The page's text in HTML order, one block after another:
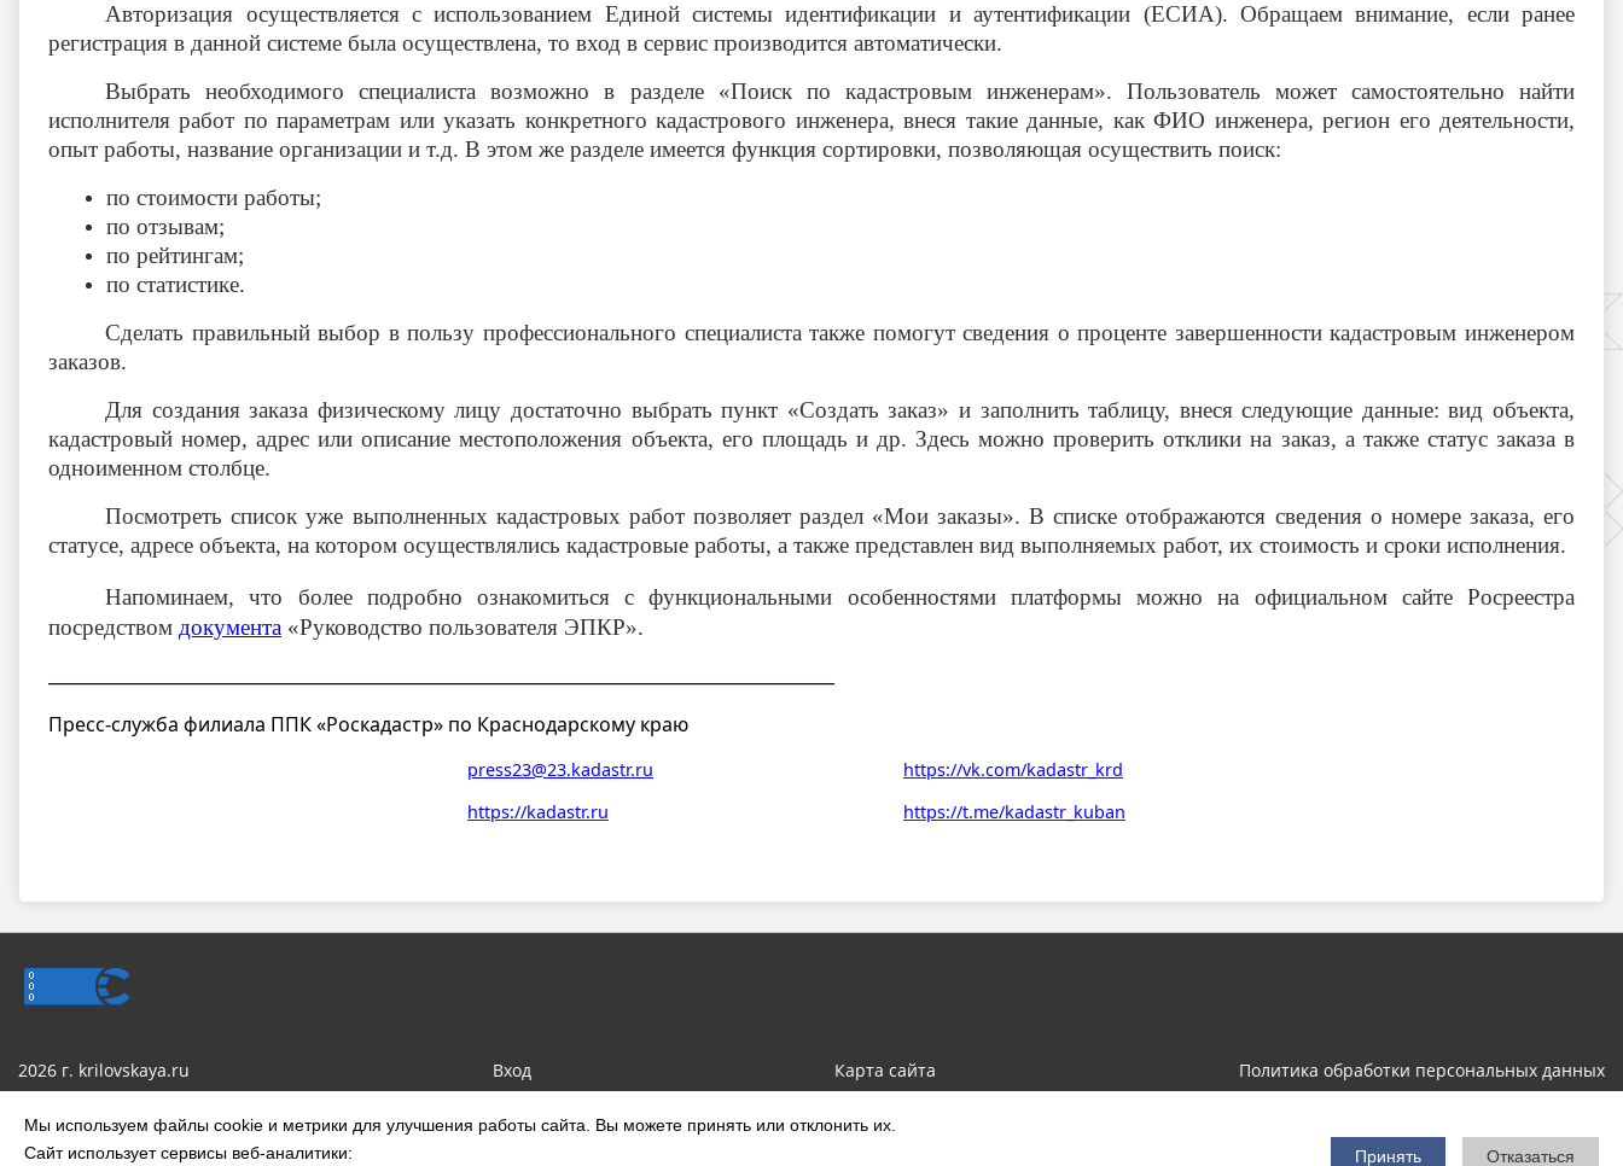
Мы используем файлы cookie и метрики для улучшения работы сайта. Вы можете принять или отклонить их.
Сайт использует сервисы веб-аналитики:
Принять Отказаться
Авторизация осуществляется с использованием Единой системы идентификации и аутентификации (ЕСИА). Обращаем внимание, если ранее
регистрация в данной системе была осуществлена, то вход в сервис производится автоматически.
Выбрать необходимого специалиста возможно в разделе «Поиск по кадастровым инженерам». Пользователь может самостоятельно найти
исполнителя работ по параметрам или указать конкретного кадастрового инженера, внеся такие данные, как ФИО инженера, регион его деятельности,
опыт работы, название организации и т.д. В этом же разделе имеется функция сортировки, позволяющая осуществить поиск:
по стоимости работы;
по отзывам;
по рейтингам;
по статистике.
Сделать правильный выбор в пользу профессионального специалиста также помогут сведения о проценте завершенности кадастровым инженером
заказов.
Для создания заказа физическому лицу достаточно выбрать пункт «Создать заказ» и заполнить таблицу, внеся следующие данные: вид объекта,
кадастровый номер, адрес или описание местоположения объекта, его площадь и др. Здесь можно проверить отклики на заказ, а также статус заказа в
одноименном столбце.
Посмотреть список уже выполненных кадастровых работ позволяет раздел «Мои заказы». В списке отображаются сведения о номере заказа, его
статусе, адресе объекта, на котором осуществлялись кадастровые работы, а также представлен вид выполняемых работ, их стоимость и сроки исполнения.
Напоминаем, что более подробно ознакомиться с функциональными особенностями платформы можно на официальном сайте Росреестра
посредством документа «Руководство пользователя ЭПКР».
Пресс-служба филиала ППК «Роскадастр» по Краснодарскому краю
press23@23.kadastr.ru
https://vk.com/kadastr_krd
https://kadastr.ru
https://t.me/kadastr_kuban
2026 г. krilovskaya.ru Вход Карта сайта Политика обработки персональных данных
Сделано на KubCMS